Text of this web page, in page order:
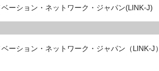
ーション・ネットワーク・ジャパン(LINK-J)
ーション・ネットワーク・ジャパン（LINK-J）